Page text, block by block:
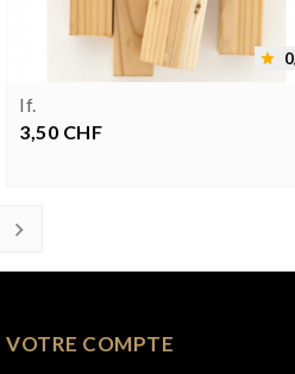

If.
Prix
3,50 CHF
 

VOTRE COMPTE